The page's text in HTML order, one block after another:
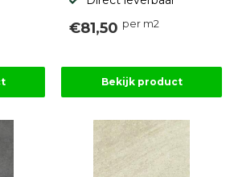
€81,50 per m2
Bekijk product